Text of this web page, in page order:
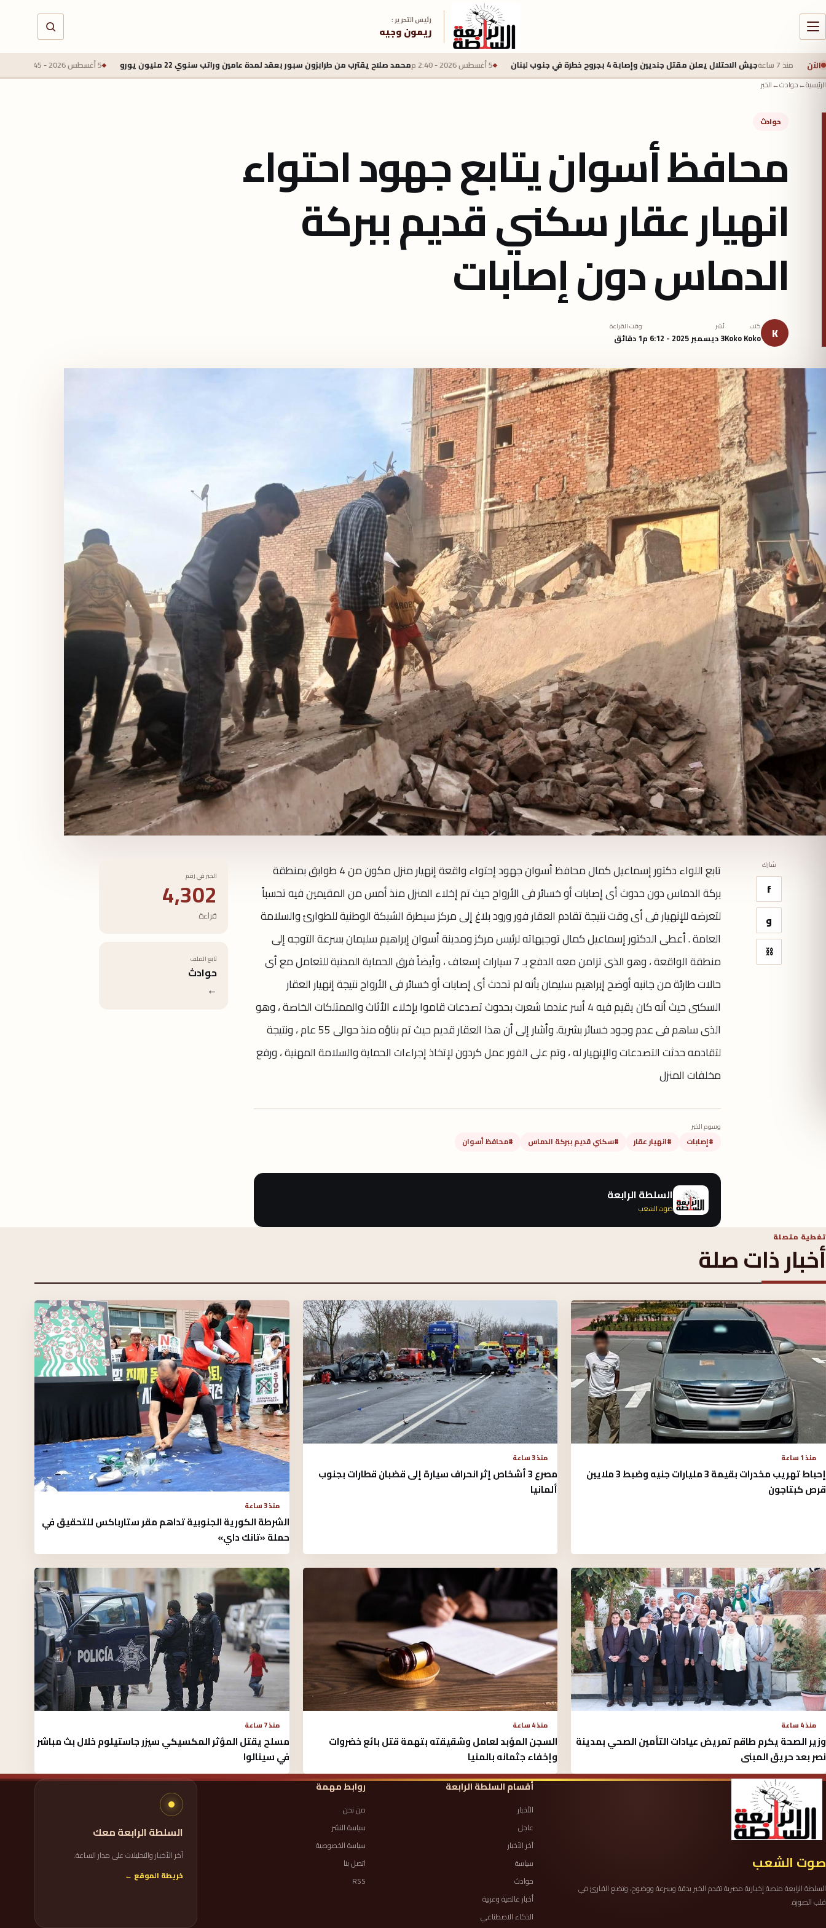
رئيس التحرير :
ريمون وجيه
الآن
جيش الاحتلال يعلن مقتل جنديين وإصابة 4 بجروح خطرة في جنوب لبنان 5 أغسطس 2026 - 2:40 م محمد صلاح يقترب من طرابزون سبور بعقد لمدة عامين وراتب سنوي 22 مليون يورو 5 أغسطس 2026 - 1:45 م طرابزون سبور يتوصل
الرئيسية←حوادث←الخبر
حوادث
محافظ أسوان يتابع جهود احتواء
انهيار عقار سكني قديم ببركة
الدماس دون إصابات
K كتب
Koko Koko
نُشر
3 ديسمبر 2025 - 6:12 م
وقت القراءة
1 دقائق
شارك
f
و
⛓
تابع اللواء دكتور إسماعيل كمال محافظ أسوان جهود إحتواء واقعة إنهيار منزل مكون من 4 طوابق بمنطقة
بركة الدماس دون حدوث أى إصابات أو خسائر فى الأرواح حيث تم إخلاء المنزل منذ أمس من المقيمين فيه تحسباً
لتعرضه للإنهيار فى أى وقت نتيجة تقادم العقار فور ورود بلاغ إلى مركز سيطرة الشبكة الوطنية للطوارئ والسلامة
العامة . أعطى الدكتور إسماعيل كمال توجيهاته لرئيس مركز ومدينة أسوان إبراهيم سليمان بسرعة التوجه إلى
منطقة الواقعة ، وهو الذى تزامن معه الدفع بـ 7 سيارات إسعاف ، وأيضاً فرق الحماية المدنية للتعامل مع أى
حالات طارئة من جانبه أوضح إبراهيم سليمان بأنه لم تحدث أى إصابات أو خسائر فى الأرواح نتيجة إنهيار العقار
السكنى حيث أنه كان يقيم فيه 4 أسر عندما شعرت بحدوث تصدعات قاموا بإخلاء الأثاث والممتلكات الخاصة ، وهو
الذى ساهم فى عدم وجود خسائر بشرية. وأشار إلى أن هذا العقار قديم حيث تم بناؤه منذ حوالى 55 عام ، ونتيجة
لتقادمه حدثت التصدعات والإنهيار له ، وتم على الفور عمل كردون لإتخاذ إجراءات الحماية والسلامة المهنية ، ورفع
مخلفات المنزل
وسوم الخبر
#إصابات #انهيار عقار #سكني قديم ببركة الدماس #محافظ أسوان
السلطة الرابعة
صوت الشعب
الخبر في رقم
4,302
قراءة
تابع الملف
حوادث
←
تغطية متصلة
أخبار ذات صلة
منذ 1 ساعة
إحباط تهريب مخدرات بقيمة 3 مليارات جنيه وضبط 3 ملايين
قرص كبتاجون
منذ 3 ساعة
مصرع 3 أشخاص إثر انحراف سيارة إلى قضبان قطارات بجنوب
ألمانيا
منذ 3 ساعة
الشرطة الكورية الجنوبية تداهم مقر ستارباكس للتحقيق في
حملة «تانك داي»
منذ 4 ساعة
وزير الصحة يكرم طاقم تمريض عيادات التأمين الصحي بمدينة
نصر بعد حريق المبنى
منذ 4 ساعة
السجن المؤبد لعامل وشقيقته بتهمة قتل بائع خضروات
وإخفاء جثمانه بالمنيا
منذ 7 ساعة
مسلح يقتل المؤثر المكسيكي سيزر جاستيلوم خلال بث مباشر
في سينالوا
صوت الشعب
السلطة الرابعة منصة إخبارية مصرية تقدم الخبر بدقة وسرعة ووضوح، وتضع القارئ في
قلب الصورة.
أقسام السلطة الرابعة
الأخبار
عاجل
آخر الأخبار
سياسة
حوادث
أخبار عالمية وعربية
الذكاء الاصطناعي
روابط مهمة
من نحن
سياسة النشر
سياسة الخصوصية
اتصل بنا
RSS
السلطة الرابعة معك
آخر الأخبار والتحليلات على مدار الساعة.
خريطة الموقع ←